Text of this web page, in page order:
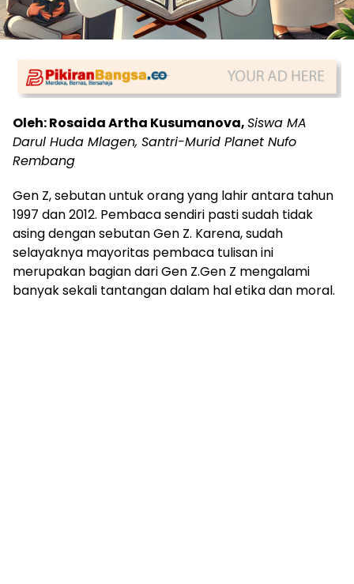
Oleh: Rosaida Artha Kusumanova,Siswa MA
Darul Huda Mlagen, Santri-Murid Planet Nufo
Rembang
Gen Z, sebutan untuk orang yang lahir antara tahun
1997 dan 2012. Pembaca sendiri pasti sudah tidak
asing dengan sebutan Gen Z. Karena, sudah
selayaknya mayoritas pembaca tulisan ini
merupakan bagian dari Gen Z.Gen Z mengalami
banyak sekali tantangan dalam hal etika dan moral.